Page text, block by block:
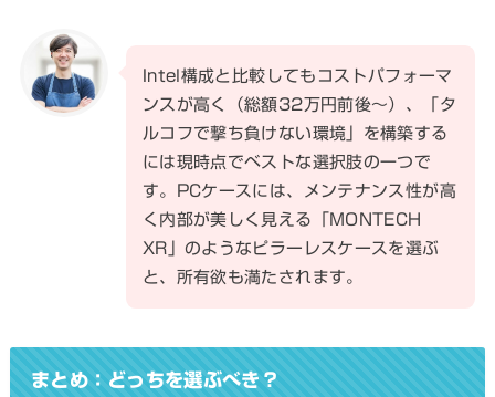
Intel構成と比較してもコストパフォーマ
ンスが高く（総額32万円前後～）、「タ
ルコフで撃ち負けない環境」を構築する
には現時点でベストな選択肢の一つで
す。PCケースには、メンテナンス性が高
く内部が美しく見える「MONTECH
XR」のようなピラーレスケースを選ぶ
と、所有欲も満たされます。
まとめ：どっちを選ぶべき？